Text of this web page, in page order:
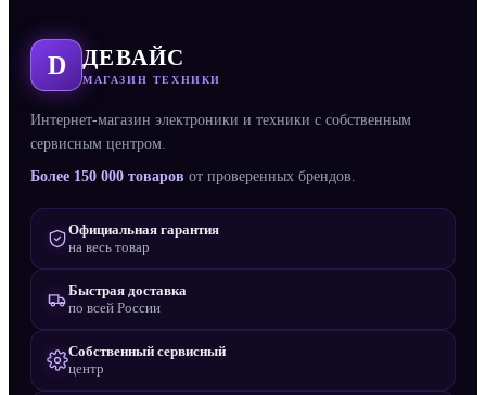
D ДЕВАЙС
МАГАЗИН ТЕХНИКИ
Интернет-магазин электроники и техники с собственным
сервисным центром.
Более 150 000 товаров от проверенных брендов.
Официальная гарантия
на весь товар
Быстрая доставка
по всей России
Собственный сервисный
центр